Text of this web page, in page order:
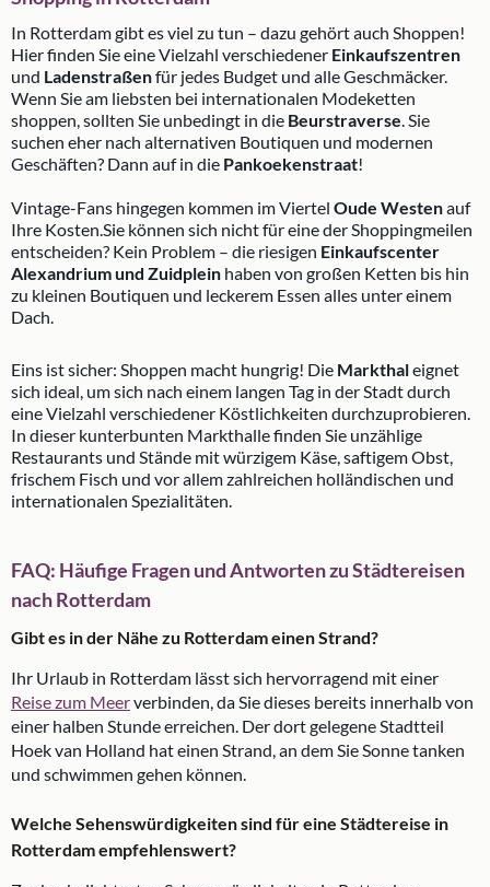
In Rotterdam gibt es viel zu tun – dazu gehört auch Shoppen!
Hier finden Sie eine Vielzahl verschiedener Einkaufszentren
und Ladenstraßenfür jedes Budget und alle Geschmäcker.
Wenn Sie am liebsten bei internationalen Modeketten
shoppen, sollten Sie unbedingt in die Beurstraverse. Sie
suchen eher nach alternativen Boutiquen und modernen
Geschäften? Dann auf in die Pankoekenstraat!
Vintage-Fans hingegen kommen im Viertel Oude Westenauf
Ihre Kosten.Sie können sich nicht für eine der Shoppingmeilen
entscheiden? Kein Problem – die riesigen Einkaufscenter
Alexandrium und Zuidplein haben von großen Ketten bis hin
zu kleinen Boutiquen und leckerem Essen alles unter einem
Dach.
Eins ist sicher: Shoppen macht hungrig! Die Markthaleignet
sich ideal, um sich nach einem langen Tag in der Stadt durch
eine Vielzahl verschiedener Köstlichkeiten durchzuprobieren.
In dieser kunterbunten Markthalle finden Sie unzählige
Restaurants und Stände mit würzigem Käse, saftigem Obst,
frischem Fisch und vor allem zahlreichen holländischen und
internationalen Spezialitäten.
FAQ: Häufige Fragen und Antworten zu Städtereisen
nach Rotterdam
Gibt es in der Nähe zu Rotterdam einen Strand?
Ihr Urlaub in Rotterdam lässt sich hervorragend mit einer
Reise zum Meerverbinden, da Sie dieses bereits innerhalb von
einer halben Stunde erreichen. Der dort gelegene Stadtteil
Hoek van Holland hat einen Strand, an dem Sie Sonne tanken
und schwimmen gehen können.
Welche Sehenswürdigkeiten sind für eine Städtereise in
Rotterdam empfehlenswert?